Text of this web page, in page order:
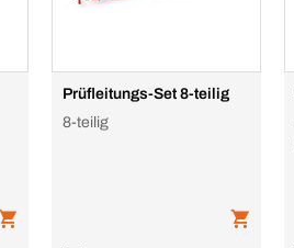
Prüfleitungs-Set 8-teilig
8-teilig